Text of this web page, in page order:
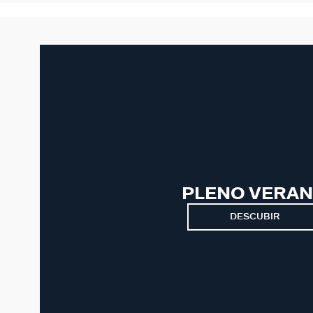
PLENO
DESCUBIR